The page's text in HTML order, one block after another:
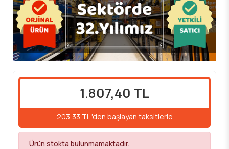
1.807,40 TL
203,33 TL 'den başlayan taksitlerle
Ürün stokta bulunmamaktadır.